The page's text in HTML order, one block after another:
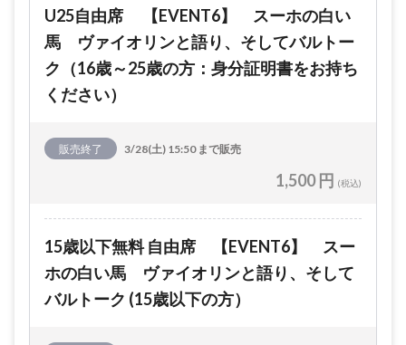
U25自由席 【EVENT6】 スーホの白い
馬 ヴァイオリンと語り、そしてバルトー
ク（16歳～25歳の方：身分証明書をお持ち
ください）
販売終了 3/28(土) 15:50 まで販売
1,500 円 (税込)
15歳以下無料 自由席 【EVENT6】 スー
ホの白い馬 ヴァイオリンと語り、そして
バルトーク (15歳以下の方）